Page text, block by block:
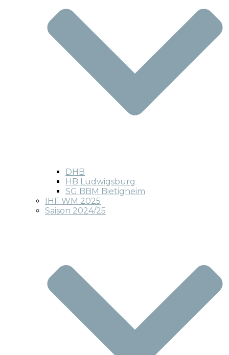
DHB
HB Ludwigsburg
SG BBM Bietigheim
IHF WM 2025
Saison 2024/25